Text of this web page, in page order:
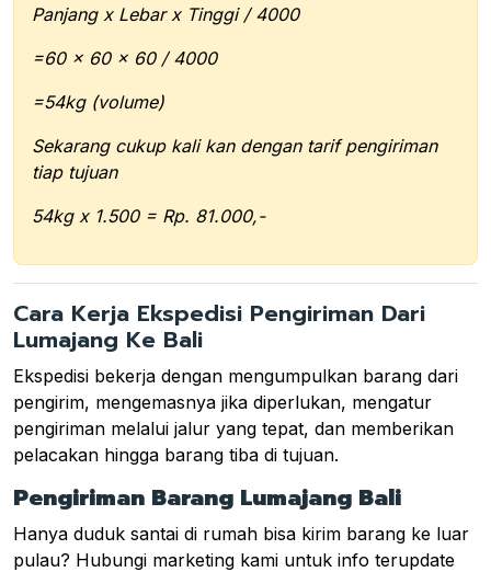
Panjang x Lebar x Tinggi / 4000
=60 x 60 x 60 / 4000
=54kg (volume)
Sekarang cukup kali kan dengan tarif pengiriman
tiap tujuan
54kg x 1.500 = Rp. 81.000,-
Cara Kerja Ekspedisi Pengiriman Dari
Lumajang Ke Bali
Ekspedisi bekerja dengan mengumpulkan barang dari
pengirim, mengemasnya jika diperlukan, mengatur
pengiriman melalui jalur yang tepat, dan memberikan
pelacakan hingga barang tiba di tujuan.
Pengiriman Barang Lumajang Bali
Hanya duduk santai di rumah bisa kirim barang ke luar
pulau? Hubungi marketing kami untuk info terupdate